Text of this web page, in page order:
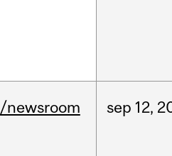
/newsroom sep 12,